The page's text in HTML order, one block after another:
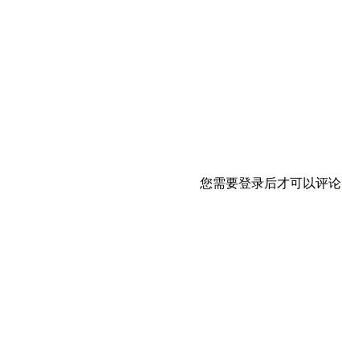
您需要登录后才可以评论